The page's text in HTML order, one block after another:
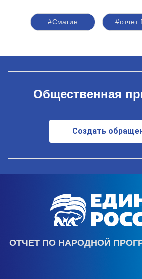
#Смагин #отчет
Общественная
Создать
ОТЧЕТ ПО НАРОДНОЙ